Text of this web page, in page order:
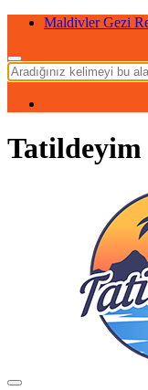
Maldivler Gezi
Tatildeyim